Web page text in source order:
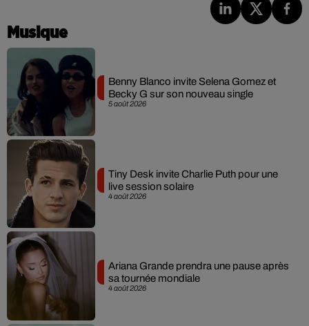
Musique
5 août 2026
Benny Blanco invite Selena Gomez et
Becky G sur son nouveau single
4 août 2026
Tiny Desk invite Charlie Puth pour une
live session solaire
4 août 2026
Ariana Grande prendra une pause après
sa tournée mondiale